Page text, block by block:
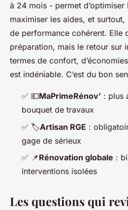
à 24 mois - permet d’optimiser
maximiser les aides, et surtout,
de performance cohérent. Elle
préparation, mais le retour sur
termes de confort,
est indéniable. C’est du bon
✅ 💶MaPrimeRénov’ : plus
bouquet de travaux
✅ 🏷️Artisan RGE :
gage de sérieux
✅ 📌Rénovation globale :
interventions isolées
Les questions qui